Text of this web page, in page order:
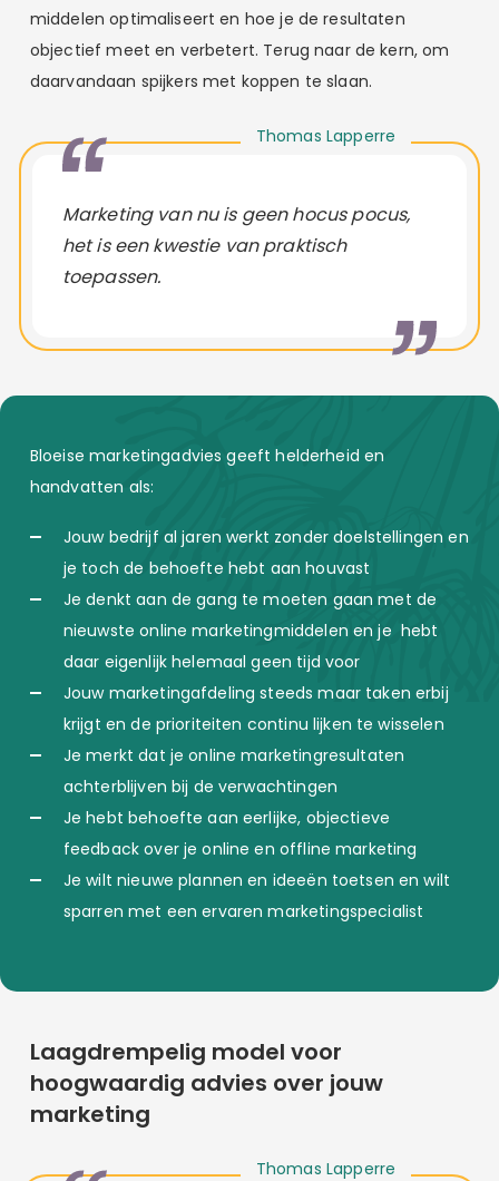
middelen optimaliseert en hoe je de resultaten
objectief meet en verbetert. Terug naar de kern, om
daarvandaan spijkers met koppen te slaan.
Thomas Lapperre
Marketing van nu is geen hocus pocus,
het is een kwestie van praktisch
toepassen.
Bloeise marketingadvies geeft helderheid en
handvatten als:
Jouw bedrijf al jaren werkt zonder doelstellingen en
je toch de behoefte hebt aan houvast
Je denkt aan de gang te moeten gaan met de
nieuwste online marketingmiddelen en je hebt
daar eigenlijk helemaal geen tijd voor
Jouw marketingafdeling steeds maar taken erbij
krijgt en de prioriteiten continu lijken te wisselen
Je merkt dat je online marketingresultaten
achterblijven bij de verwachtingen
Je hebt behoefte aan eerlijke, objectieve
feedback over je online en offline marketing
Je wilt nieuwe plannen en ideeën toetsen en wilt
sparren met een ervaren marketingspecialist
Laagdrempelig model voor
hoogwaardig advies over jouw
marketing
Thomas Lapperre